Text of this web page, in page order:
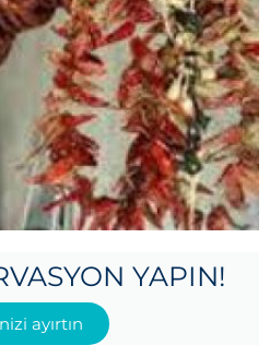
YAPIN!
ayırtın